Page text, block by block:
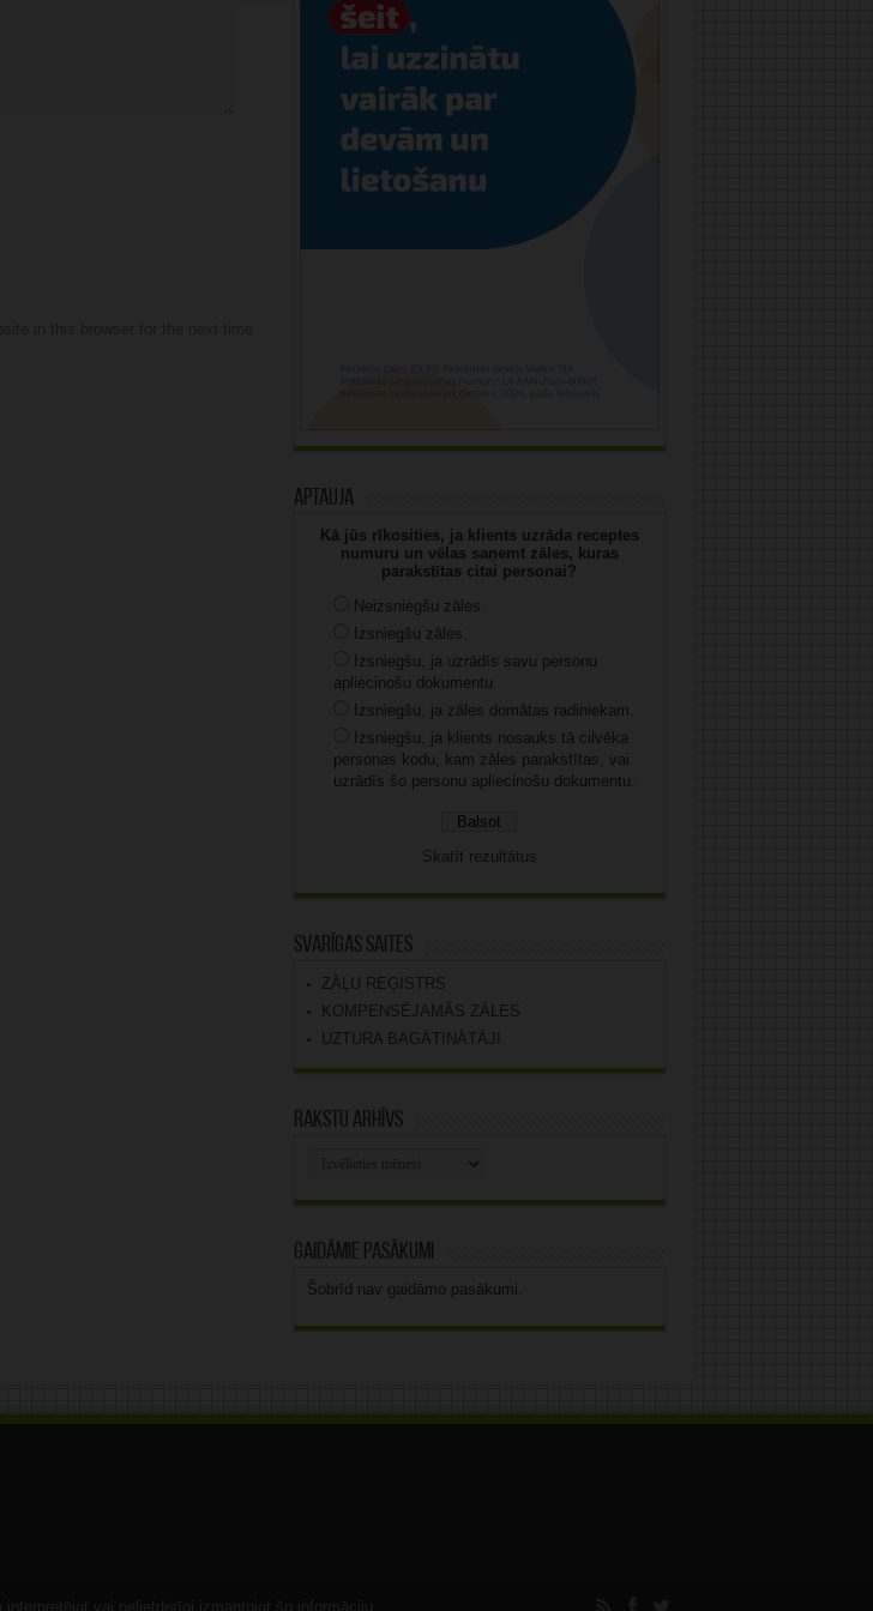
Aptauja
Kā jūs rīkosities, ja klients uzrāda receptes
numuru un vēlas saņemt zāles, kuras
parakstītas citai personai?
Neizsniegšu zāles.
Izsniegšu zāles.
Izsniegšu, ja uzrādīs savu personu
apliecinošu dokumentu.
Izsniegšu, ja zāles domātas radiniekam.
Izsniegšu, ja klients nosauks tā cilvēka
personas kodu, kam zāles parakstītas, vai
uzrādīs šo personu apliecinošu dokumentu.
Skatīt rezultātus
Svarīgas saites
ZĀĻU REĢISTRS
KOMPENSĒJAMĀS ZĀLES
UZTURA BAGĀTINĀTĀJI
Rakstu arhīvs
Gaidāmie pasākumi
Šobrīd nav gaidāmo pasākumi.
vai nelietderīgi izmantojot šo informāciju.